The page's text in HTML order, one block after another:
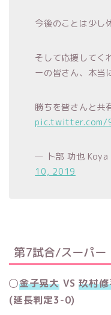
今後のことは少し
そして応援してく
ーの皆さん、本当
勝ちを皆さんと共
pic.twitter.com/
— 卜部 功也
10, 2019
第7試合/スーパー
◯金子晃大 VS玖村
(延長判定3-0)